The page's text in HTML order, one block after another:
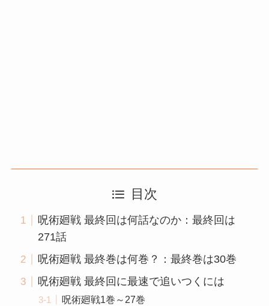
目次
呪術廻戦 最終回は何話なのか：最終回は
271話
呪術廻戦 最終巻は何巻？：最終巻は30巻
呪術廻戦 最終回に最速で追いつくには
呪術廻戦1巻～27巻